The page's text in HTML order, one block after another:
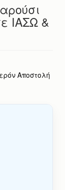
ΙΑΣΩ &
Αποστολή